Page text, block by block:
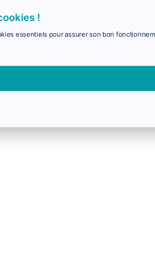
!
essentiels pour assurer son bon